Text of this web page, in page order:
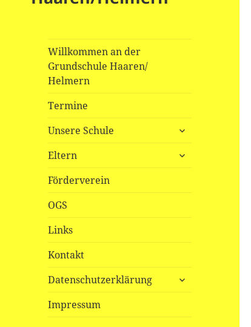
Willkommen an der
Grundschule Haaren/
Helmern
Termine
Unsere Schule
untermenü
Eltern
untermenü
Förderverein
OGS
Links
Kontakt
Datenschutzerklärung
untermenü
Impressum